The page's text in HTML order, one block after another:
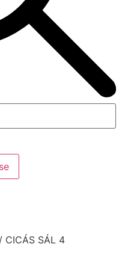
/ CICÁS SÁL 4